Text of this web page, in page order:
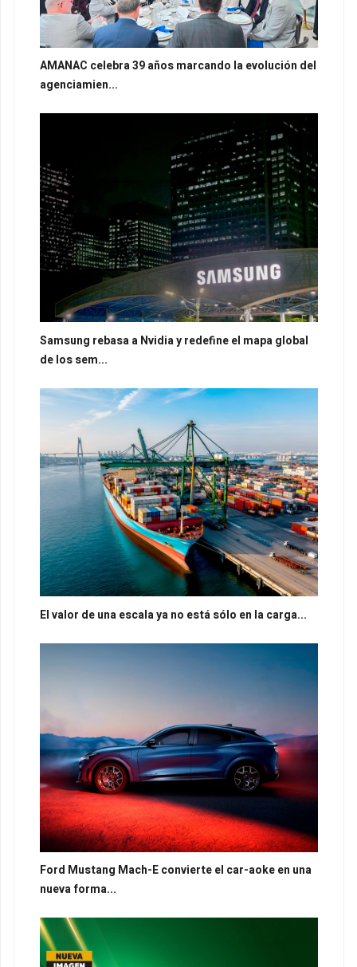
AMANAC celebra 39 años marcando la evolución del
agenciamien...
Samsung rebasa a Nvidia y redefine el mapa global
de los sem...
El valor de una escala ya no está sólo en la carga...
Ford Mustang Mach-E convierte el car-aoke en una
nueva forma...